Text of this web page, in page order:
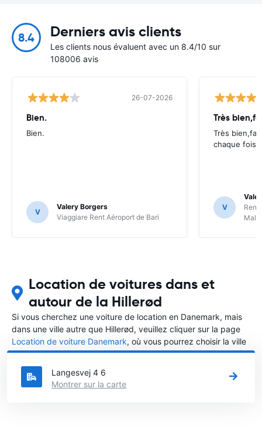
8.4 Derniers avis clients
Les clients nous évaluent avec un 8.4/10 sur
108006 avis
26-07-2026
Bien.
Bien.
V
Valery Borgers
Viaggiare Rent Aéroport de Bari
Très
Très
chaque fois.
V
Location de voitures dans et
autour de la Hillerød
Si vous cherchez une voiture de location en Danemark, mais
dans une ville autre que Hillerød, veuillez cliquer sur la page
Location de voiture Danemark, où vous pourrez choisir la ville
dans le Danemark où vous souhaitez louer une voiture.
Langesvej 4 6
Montrer sur la carte